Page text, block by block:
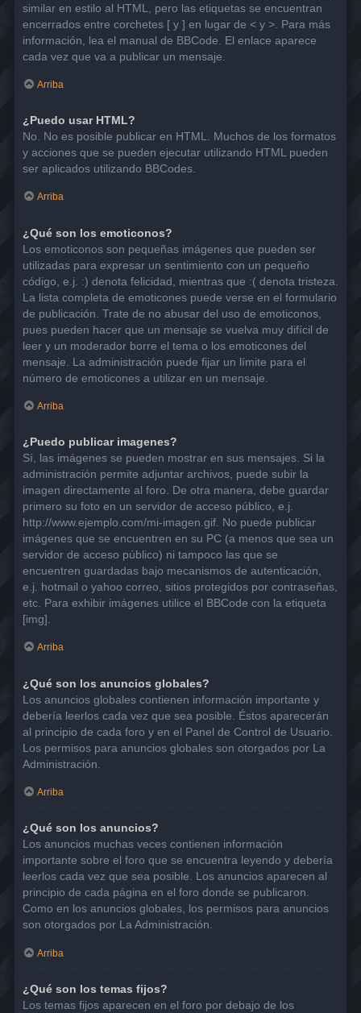
similar en estilo al HTML, pero las etiquetas se encuentran
encerrados entre corchetes [ y ] en lugar de < y >. Para más
información, lea el manual de BBCode. El enlace aparece
cada vez que va a publicar un mensaje.
Arriba
¿Puedo usar HTML?
No. No es posible publicar en HTML. Muchos de los formatos
y acciones que se pueden ejecutar utilizando HTML pueden
ser aplicados utilizando BBCodes.
Arriba
¿Qué son los emoticonos?
Los emoticonos son pequeñas imágenes que pueden ser
utilizadas para expresar un sentimiento con un pequeño
código, e.j. :) denota felicidad, mientras que :( denota tristeza.
La lista completa de emoticones puede verse en el formulario
de publicación. Trate de no abusar del uso de emoticonos,
pues pueden hacer que un mensaje se vuelva muy difícil de
leer y un moderador borre el tema o los emoticones del
mensaje. La administración puede fijar un límite para el
número de emoticones a utilizar en un mensaje.
Arriba
¿Puedo publicar imagenes?
Sí, las imágenes se pueden mostrar en sus mensajes. Si la
administración permite adjuntar archivos, puede subir la
imagen directamente al foro. De otra manera, debe guardar
primero su foto en un servidor de acceso público, e.j.
http://www.ejemplo.com/mi-imagen.gif. No puede publicar
imágenes que se encuentren en su PC (a menos que sea un
servidor de acceso público) ni tampoco las que se
encuentren guardadas bajo mecanismos de autenticación,
e.j. hotmail o yahoo correo, sitios protegidos por contraseñas,
etc. Para exhibir imágenes utilice el BBCode con la etiqueta
[img].
Arriba
¿Qué son los anuncios globales?
Los anuncios globales contienen información importante y
debería leerlos cada vez que sea posible. Éstos aparecerán
al principio de cada foro y en el Panel de Control de Usuario.
Los permisos para anuncios globales son otorgados por La
Administración.
Arriba
¿Qué son los anuncios?
Los anuncios muchas veces contienen información
importante sobre el foro que se encuentra leyendo y debería
leerlos cada vez que sea posible. Los anuncios aparecen al
principio de cada página en el foro donde se publicaron.
Como en los anuncios globales, los permisos para anuncios
son otorgados por La Administración.
Arriba
¿Qué son los temas fijos?
Los temas fijos aparecen en el foro por debajo de los